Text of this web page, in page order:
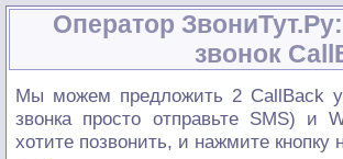
Оператор
звонок
Мы можем предложить 2 CallBack
звонка просто отправьте SMS) и
хотите позвонить, и нажмите